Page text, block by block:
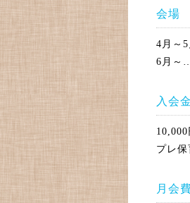
会場
4月～
6月～
入会金
10,000
プレ
月会